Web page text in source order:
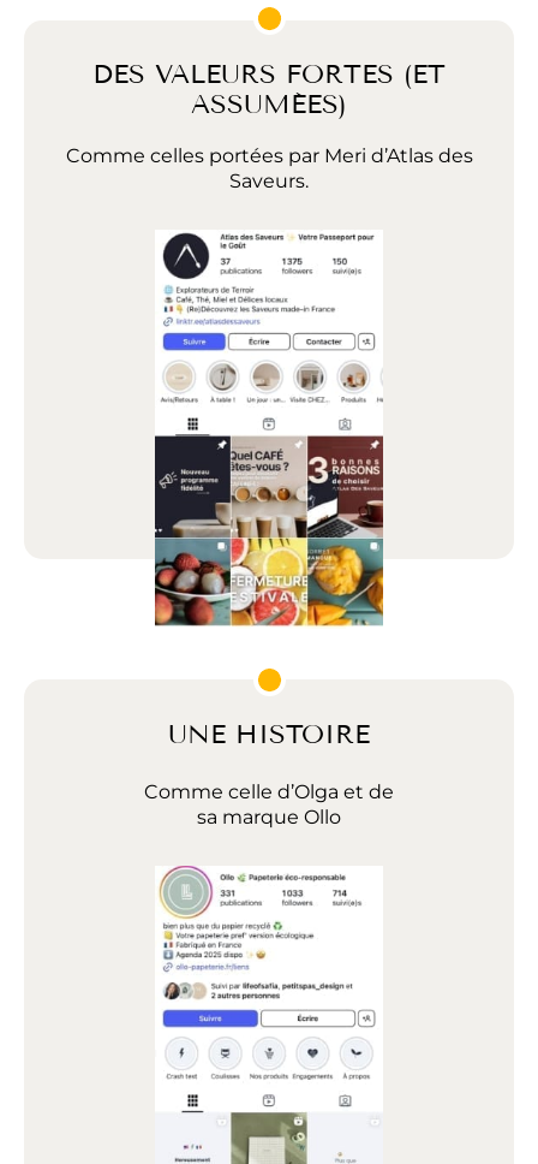
DES VALEURS FORTES (ET
ASSUMÉES)
Comme celles portées par Meri d’Atlas des
Saveurs.
UNE HISTOIRE
Comme celle d’Olga et de
sa marque Ollo